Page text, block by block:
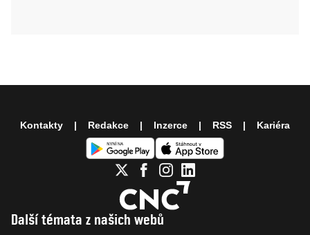
Další témata z našich webů
Kontakty Redakce Inzerce RSS Kariéra